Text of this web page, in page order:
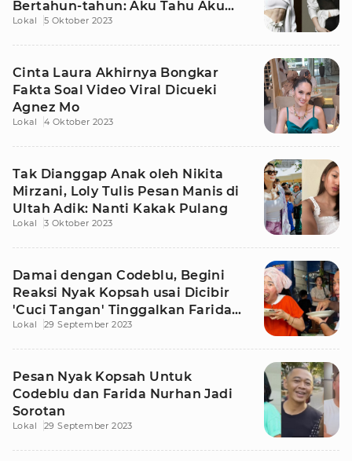
Bertahun-tahun: Aku Tahu Aku
Pintar
Lokal 5 Oktober 2023
Cinta Laura Akhirnya Bongkar
Fakta Soal Video Viral Dicueki
Agnez Mo
Lokal 4 Oktober 2023
Tak Dianggap Anak oleh Nikita
Mirzani, Loly Tulis Pesan Manis di
Ultah Adik: Nanti Kakak Pulang
Lokal 3 Oktober 2023
Damai dengan Codeblu, Begini
Reaksi Nyak Kopsah usai Dicibir
'Cuci Tangan' Tinggalkan Farida
Nurhan
Lokal 29 September 2023
Pesan Nyak Kopsah Untuk
Codeblu dan Farida Nurhan Jadi
Sorotan
Lokal 29 September 2023